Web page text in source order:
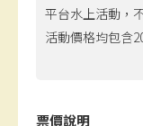
平台水上活動 ，
活動價格均包含
票價說明